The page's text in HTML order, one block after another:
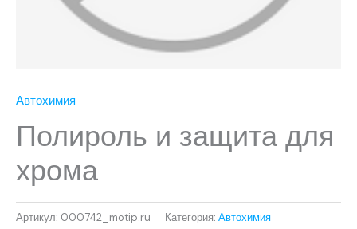
Автохимия
Полироль и защита для
хрома
Артикул: 000742_motip.ru Категория: Автохимия